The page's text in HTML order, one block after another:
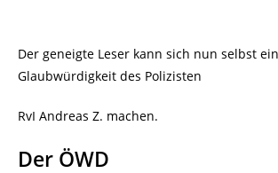
Der geneigte Leser kann sich nun selbst
Glaubwürdigkeit des Polizisten
RvI Andreas Z. machen.
Der ÖWD